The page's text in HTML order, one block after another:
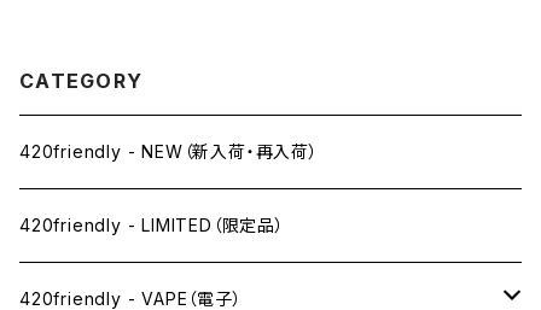
CATEGORY
420friendly - NEW（新入荷・再入荷）
420friendly - LIMITED（限定品）
420friendly - VAPE（電子）